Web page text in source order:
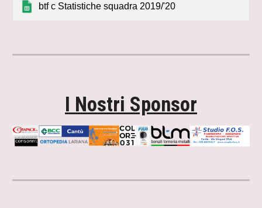
btf c Statistiche squadra 2019/'20
I Nostri Sponsor